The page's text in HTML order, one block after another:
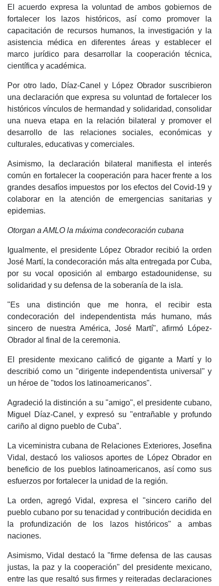
El acuerdo expresa la voluntad de ambos gobiernos de
fortalecer los lazos históricos, así como promover la
capacitación de recursos humanos, la investigación y la
asistencia médica en diferentes áreas y establecer el
marco jurídico para desarrollar la cooperación técnica,
científica y académica.
Por otro lado, Díaz-Canel y López Obrador suscribieron
una declaración que expresa su voluntad de fortalecer los
históricos vínculos de hermandad y solidaridad, consolidar
una nueva etapa en la relación bilateral y promover el
desarrollo de las relaciones sociales, económicas y
culturales, educativas y comerciales.
Asimismo, la declaración bilateral manifiesta el interés
común en fortalecer la cooperación para hacer frente a los
grandes desafíos impuestos por los efectos del Covid-19 y
colaborar en la atención de emergencias sanitarias y
epidemias.
Otorgan a AMLO la máxima condecoración cubana
Igualmente, el presidente López Obrador recibió la orden
José Martí, la condecoración más alta entregada por Cuba,
por su vocal oposición al embargo estadounidense, su
solidaridad y su defensa de la soberanía de la isla.
"Es una distinción que me honra, el recibir esta
condecoración del independentista más humano, más
sincero de nuestra América, José Martí", afirmó López-
Obrador al final de la ceremonia.
El presidente mexicano calificó de gigante a Martí y lo
describió como un "dirigente independentista universal" y
un héroe de "todos los latinoamericanos".
Agradeció la distinción a su "amigo", el presidente cubano,
Miguel Díaz-Canel, y expresó su "entrañable y profundo
cariño al digno pueblo de Cuba".
La viceministra cubana de Relaciones Exteriores, Josefina
Vidal, destacó los valiosos aportes de López Obrador en
beneficio de los pueblos latinoamericanos, así como sus
esfuerzos por fortalecer la unidad de la región.
La orden, agregó Vidal, expresa el "sincero cariño del
pueblo cubano por su tenacidad y contribución decidida en
la profundización de los lazos históricos" a ambas
naciones.
Asimismo, Vidal destacó la "firme defensa de las causas
justas, la paz y la cooperación" del presidente mexicano,
entre las que resaltó sus firmes y reiteradas declaraciones